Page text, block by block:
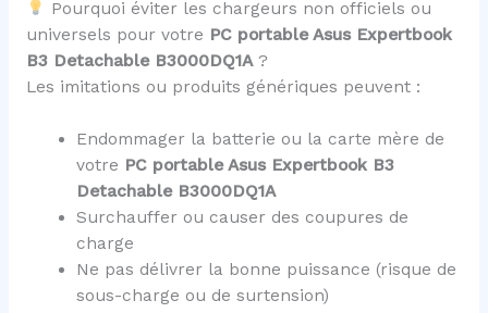
Pourquoi éviter les chargeurs non officiels ou
universels pour votre PC portable Asus Expertbook
B3 Detachable B3000DQ1A?
Les imitations ou produits génériques peuvent :
Endommager la batterie ou la carte mère de
votre PC portable Asus Expertbook B3
Detachable B3000DQ1A
Surchauffer ou causer des coupures de
charge
Ne pas délivrer la bonne puissance (risque de
sous-charge ou de surtension)